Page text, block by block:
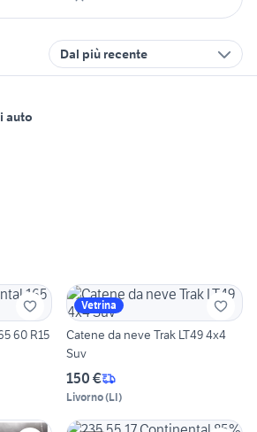
Dal più recente
auto
Vetrina
Catene da neve Trak LT49 4x4
Suv
150 €
Livorno(LI)